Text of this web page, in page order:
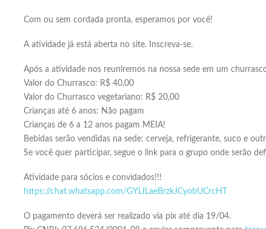
Com ou sem cordada pronta, esperamos por você!
A atividade já está aberta no site. Inscreva-se.
Após a atividade nos reuniremos na nossa sede em um
Valor do Churrasco: R$ 40,00
Valor do Churrasco vegetariano: R$ 20,00
Crianças até 6 anos: Não pagam
Crianças de 6 a 12 anos pagam MEIA!
Bebidas serão vendidas na sede: cerveja, refrigerante, suco e
Se você quer participar, segue o link para o grupo onde serão
Atividade para sócios e convidados!!!
https://chat.whatsapp.com/GYLILaeBrzkJCyobUCrcHT
O pagamento deverá ser realizado via pix até dia 19/04.